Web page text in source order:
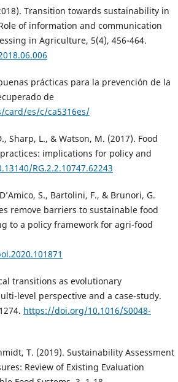
Transition towards sustainability in
of information and communication
in Agriculture, 5(4), 456-464.
prácticas para la prevención de la
de
es/c/ca5316es/
Sharp, L., & Watson, M. (2017). Food
implications for policy and
RG.2.2.10747.62243
S., Bartolini, F., & Brunori, G.
remove barriers to sustainable food
to a policy framework for agri-food
transitions as evolutionary
level perspective and a case-study.
https://doi.org/10.1016/S0048-
T. (2019). Sustainability Assessment
Review of Existing Evaluation